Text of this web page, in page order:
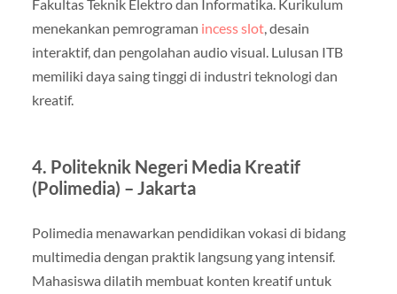
Fakultas Teknik Elektro dan Informatika. Kurikulum
menekankan pemrograman incess slot, desain
interaktif, dan pengolahan audio visual. Lulusan ITB
memiliki daya saing tinggi di industri teknologi dan
kreatif.
4. Politeknik Negeri Media Kreatif
(Polimedia) – Jakarta
Polimedia menawarkan pendidikan vokasi di bidang
multimedia dengan praktik langsung yang intensif.
Mahasiswa dilatih membuat konten kreatif untuk